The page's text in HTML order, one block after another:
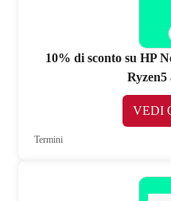
10% di sconto su HP
Ryzen5
VEDI
Termini